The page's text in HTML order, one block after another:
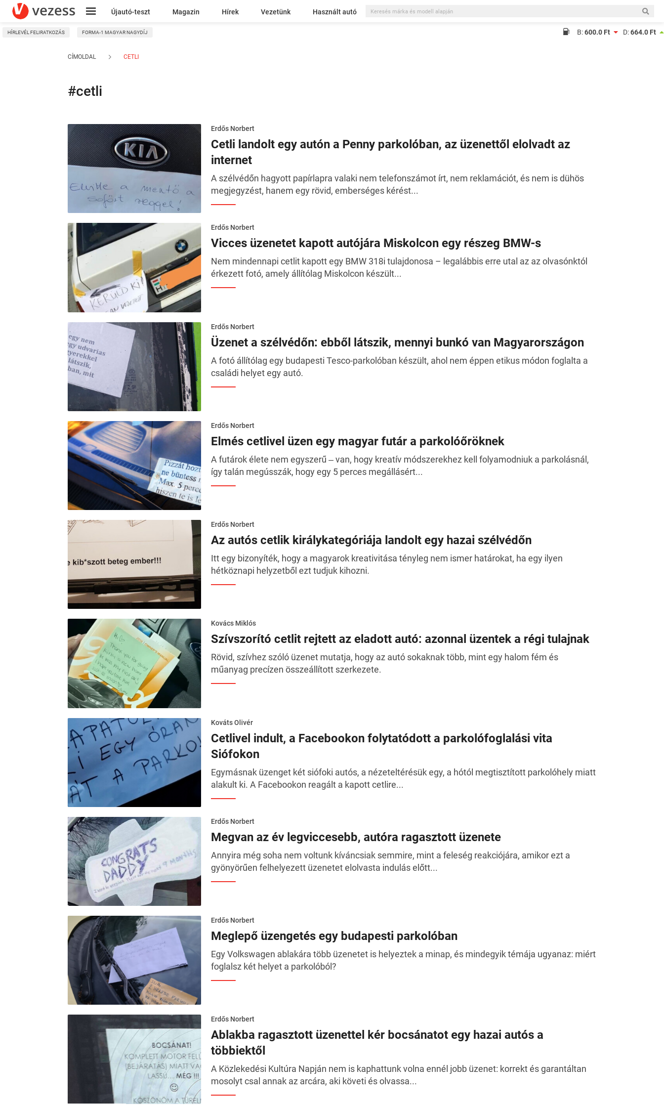
Újautó-teszt Magazin Hírek Vezetünk Használt autó
Kresz
HÍRLEVÉL FELIRATKOZÁS FORMA-1 MAGYAR NAGYDÍJ B:600.0 Ft D:664.0 Ft
CÍMOLDAL CETLI
#cetli
Erdős Norbert
Cetli landolt egy autón a Penny parkolóban, az üzenettől elolvadt az
internet
A szélvédőn hagyott papírlapra valaki nem telefonszámot írt, nem reklamációt, és nem is dühös
megjegyzést, hanem egy rövid, emberséges kérést...
Erdős Norbert
Vicces üzenetet kapott autójára Miskolcon egy részeg BMW-s
Nem mindennapi cetlit kapott egy BMW 318i tulajdonosa – legalábbis erre utal az az olvasónktól
érkezett fotó, amely állítólag Miskolcon készült...
Erdős Norbert
Üzenet a szélvédőn: ebből látszik, mennyi bunkó van Magyarországon
A fotó állítólag egy budapesti Tesco-parkolóban készült, ahol nem éppen etikus módon foglalta a
családi helyet egy autó.
Erdős Norbert
Elmés cetlivel üzen egy magyar futár a parkolóőröknek
A futárok élete nem egyszerű ‒ van, hogy kreatív módszerekhez kell folyamodniuk a parkolásnál,
így talán megússzák, hogy egy 5 perces megállásért...
Erdős Norbert
Az autós cetlik királykategóriája landolt egy hazai szélvédőn
Itt egy bizonyíték, hogy a magyarok kreativitása tényleg nem ismer határokat, ha egy ilyen
hétköznapi helyzetből ezt tudjuk kihozni.
Kovács Miklós
Szívszorító cetlit rejtett az eladott autó: azonnal üzentek a régi tulajnak
Rövid, szívhez szóló üzenet mutatja, hogy az autó sokaknak több, mint egy halom fém és
műanyag precízen összeállított szerkezete.
Kováts Olivér
Cetlivel indult, a Facebookon folytatódott a parkolófoglalási vita
Siófokon
Egymásnak üzenget két siófoki autós, a nézeteltérésük egy, a hótól megtisztított parkolóhely miatt
alakult ki. A Facebookon reagált a kapott cetlire...
Erdős Norbert
Megvan az év legviccesebb, autóra ragasztott üzenete
Annyira még soha nem voltunk kíváncsiak semmire, mint a feleség reakciójára, amikor ezt a
gyönyörűen felhelyezett üzenetet elolvasta indulás előtt...
Erdős Norbert
Meglepő üzengetés egy budapesti parkolóban
Egy Volkswagen ablakára több üzenetet is helyeztek a minap, és mindegyik témája ugyanaz: miért
foglalsz két helyet a parkolóból?
Erdős Norbert
Ablakba ragasztott üzenettel kér bocsánatot egy hazai autós a
többiektől
A Közlekedési Kultúra Napján nem is kaphattunk volna ennél jobb üzenet: korrekt és garantáltan
mosolyt csal annak az arcára, aki követi és olvassa...